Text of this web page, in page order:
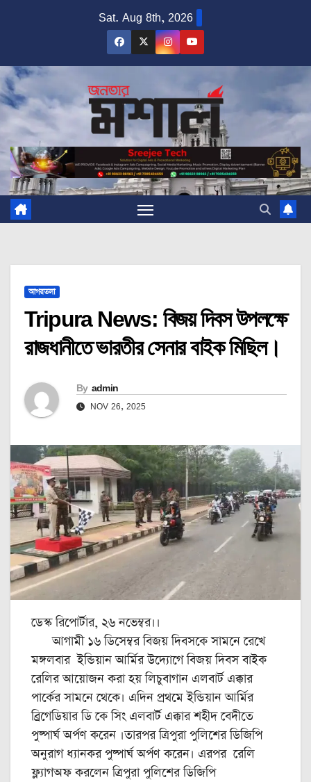
Sat. Aug 8th, 2026
আগরতলা
Tripura News: বিজয় দিবস উপলক্ষে
রাজধানীতে ভারতীর সেনার বাইক মিছিল।
By admin
NOV 26, 2025
ডেস্ক রিপোর্টার, ২৬ নভেম্বর।।
আগামী ১৬ ডিসেম্বর বিজয় দিবসকে সামনে রেখে
মঙ্গলবার ইন্ডিয়ান আর্মির উদ্যোগে বিজয় দিবস বাইক
রেলির আয়োজন করা হয় লিচুবাগান এলবার্ট এক্কার
পার্কের সামনে থেকে। এদিন প্রথমে ইন্ডিয়ান আর্মির
ব্রিগেডিয়ার ডি কে সিং এলবার্ট এক্কার শহীদ বেদীতে
পুষ্পার্ঘ অর্পণ করেন ।তারপর ত্রিপুরা পুলিশের ডিজিপি
অনুরাগ ধ্যানকর পুষ্পার্ঘ অর্পণ করেন। এরপর রেলি
ফ্ল্যাগঅফ করলেন ত্রিপুরা পুলিশের ডিজিপি